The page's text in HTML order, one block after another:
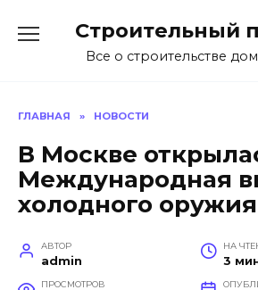
содержанию
Строительный
Все о строительстве
ГЛАВНАЯ » НОВОСТИ
В Москве
Международная
холодного оружия
АВТОР
admin
НА
3
ПРОСМОТРОВ